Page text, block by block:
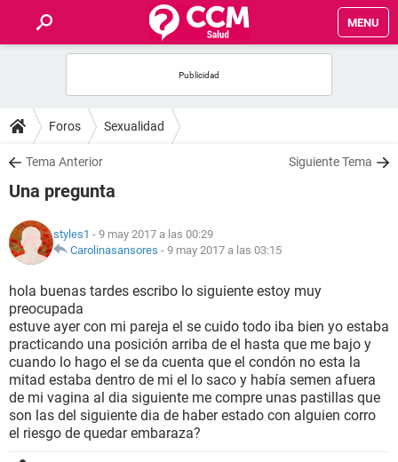
MENU
FOROS
SALUD
FAMILIA
NUTRICIÓN
BIENESTAR
SEXUALIDAD
GLOSARIO
Foros Sexualidad
Tema Anterior Siguiente Tema
Una pregunta
styles1 - 9 may 2017 a las 00:29
Carolinasansores - 9 may 2017 a las 03:15
hola buenas tardes escribo lo siguiente estoy muy
preocupada
estuve ayer con mi pareja el se cuido todo iba bien yo estaba
practicando una posición arriba de el hasta que me bajo y
cuando lo hago el se da cuenta que el condón no esta la
mitad estaba dentro de mi el lo saco y había semen afuera
de mi vagina al dia siguiente me compre unas pastillas que
son las del siguiente dia de haber estado con alguien corro
el riesgo de quedar embaraza?